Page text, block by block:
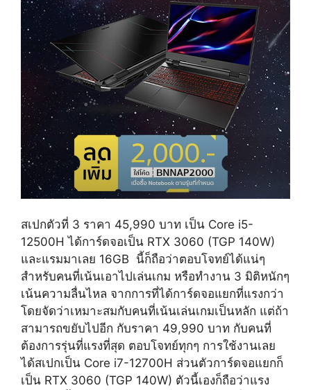
สเปกตัวที่ 3 ราคา 45,990 บาท เป็น Core i5-
12500H ได้การ์ดจอเป็น RTX 3060 (TGP 140W)
และแรมมาเลย 16GB นี้ก็ถือว่าตอบโจทย์ได้แน่ๆ
สำหรับคนที่เน้นเอาไปเล่นเกม หรือทำงาน 3 มิติหนักๆ
เน้นความลื่นไหล จากการที่ได้การ์ดจอแยกที่แรงกว่า
โดยจัดว่าเหมาะสมกับคนที่เน้นเล่นเกมเป็นหลัก แต่ถ้า
สามารถขยับไปอีก กับราคา 49,990 บาท กับคนที่
ต้องการรุ่นที่แรงที่สุด ตอบโจทย์ทุกๆ การใช้งานเลย
ได้สเปกเป็น Core i7-12700H ส่วนตัวการ์ดจอแยกก็
เป็น RTX 3060 (TGP 140W) ตัวนี้เองก็ถือว่าแรง